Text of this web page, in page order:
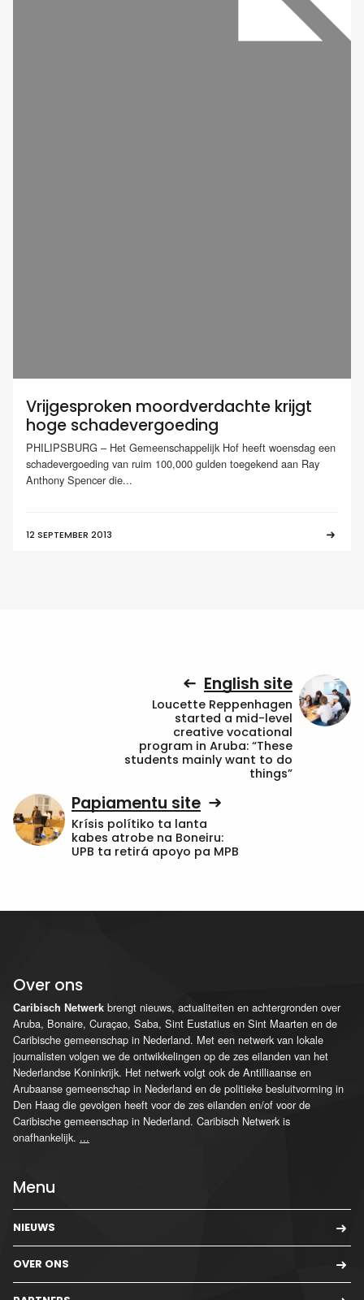
Vrijgesproken moordverdachte krijgt
hoge schadevergoeding
PHILIPSBURG – Het Gemeenschappelijk Hof heeft woensdag een
schadevergoeding van ruim 100,000 gulden toegekend aan Ray
Anthony Spencer die...
12 SEPTEMBER 2013
English site
Loucette Reppenhagen
started a mid-level
creative vocational
program in Aruba: “These
students mainly want to do
things”
Papiamentu site
Krísis polítiko ta lanta
kabes atrobe na Boneiru:
UPB ta retirá apoyo pa MPB
Over ons
Caribisch Netwerk brengt nieuws, actualiteiten en achtergronden over
Aruba, Bonaire, Curaçao, Saba, Sint Eustatius en Sint Maarten en de
Caribische gemeenschap in Nederland. Met een netwerk van lokale
journalisten volgen we de ontwikkelingen op de zes eilanden van het
Nederlandse Koninkrijk. Het netwerk volgt ook de Antilliaanse en
Arubaanse gemeenschap in Nederland en de politieke besluitvorming in
Den Haag die gevolgen heeft voor de zes eilanden en/of voor de
Caribische gemeenschap in Nederland. Caribisch Netwerk is
onafhankelijk. ...
Menu
NIEUWS
OVER ONS